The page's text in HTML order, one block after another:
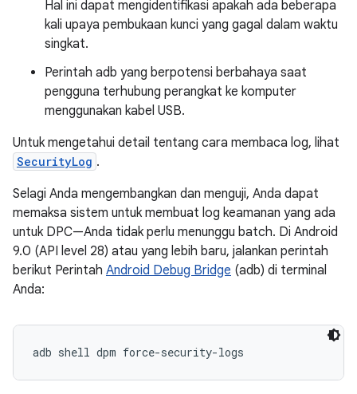
Hal ini dapat mengidentifikasi apakah ada beberapa
kali upaya pembukaan kunci yang gagal dalam waktu
singkat.
Perintah adb yang berpotensi berbahaya saat
pengguna terhubung perangkat ke komputer
menggunakan kabel USB.
Untuk mengetahui detail tentang cara membaca log, lihat
SecurityLog .
Selagi Anda mengembangkan dan menguji, Anda dapat
memaksa sistem untuk membuat log keamanan yang ada
untuk DPC—Anda tidak perlu menunggu batch. Di Android
9.0 (API level 28) atau yang lebih baru, jalankan perintah
berikut Perintah Android Debug Bridge (adb) di terminal
Anda:
adb shell dpm force-security-logs